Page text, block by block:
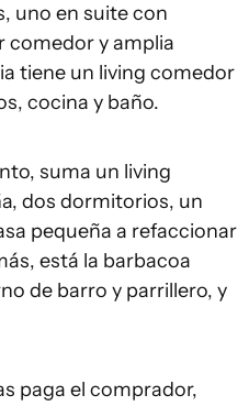
uno en suite con
comedor y amplia
tiene un living comedor
cocina y baño.
suma un living
dos dormitorios, un
pequeña a refaccionar
está la barbacoa
de barro y parrillero, y
paga el comprador,